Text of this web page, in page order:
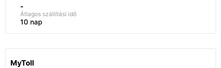
-
Átlagos szállítási idő
10 nap
MyToll